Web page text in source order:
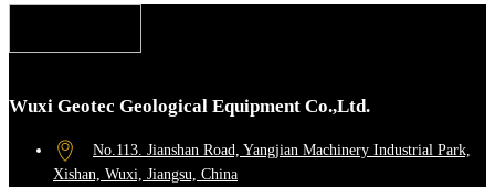
Wuxi Geotec Geological Equipment Co.,Ltd.
No.113. Jianshan Road, Yangjian Machinery Industrial Park,
Xishan, Wuxi, Jiangsu, China